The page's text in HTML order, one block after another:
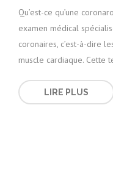
Qu’est-ce qu’une
examen médical
coronaires, c’est-à-dire
muscle cardiaque. Cette
LIRE PLUS